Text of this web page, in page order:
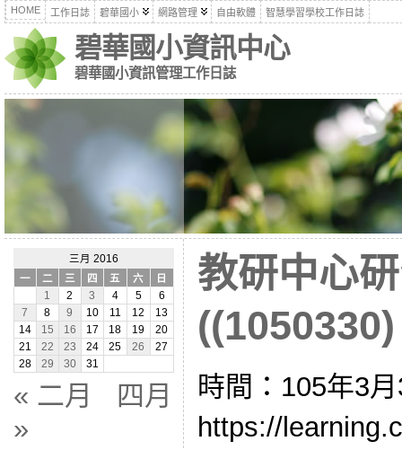
HOME 工作日誌 碧華國小 網路管理 自由軟體 智慧學習學校工作日誌
碧華國小資訊中心
碧華國小資訊管理工作日誌
三月 2016
一
二 三 四 五 六
日
1
2 3 4 5
6
7
8 9 10 11 12
13
14
15 16 17 18 19
20
21
22 23 24 25 26
27
28
29 30 31
« 二月
四月
»
教研中心
((1050330)
時間：105年3
https://